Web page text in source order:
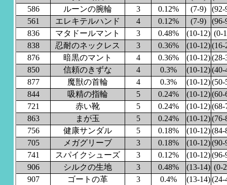
586
ルーンの腕輪 3 0.12% (7-9)
(92-
561
エレキテルハンド 4 0.12% (7-9)
(96-
836
マタドールマント 3 0.48% (10-12) (0-
838
忍耐のネックレス 3 0.36% (10-12)(16-
876
暗黒のマント 4 0.36% (10-12)(28-
850
信頼のきずな 4 0.3% (10-12)(40-
877
魔獣の首輪 4 0.3% (10-12)(50-
844
吸精の指輪 5 0.24% (10-12)(60-
721
赤い靴 5 0.24% (10-12)(68-
863
まが玉 5 0.24% (10-12)(76-
756
健康サンダル 5 0.18% (10-12)(84-
705
メガグリーブ 3 0.18% (10-12)(90-
741
スパイクシューズ 3 0.12% (10-12)(96-
906
シルクの生地 3 0.48% (13-14) (0-
907
ゴートの革 3 0.4% (13-14)(24-